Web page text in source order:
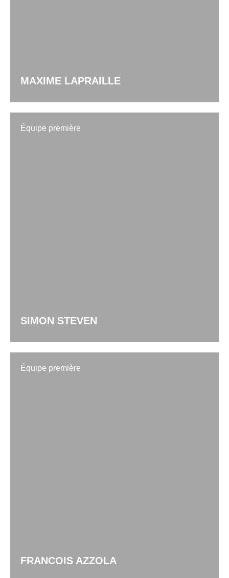
MAXIME LAPRAILLE
Équipe première
SIMON STEVEN
Équipe première
FRANCOIS AZZOLA